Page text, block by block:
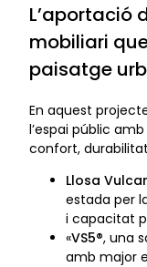
L’aportació
mobiliari
paisatge
En aquest
l’espai públic
confort,
Llosa
estada per
i capacitat
«VS5®, una
amb major